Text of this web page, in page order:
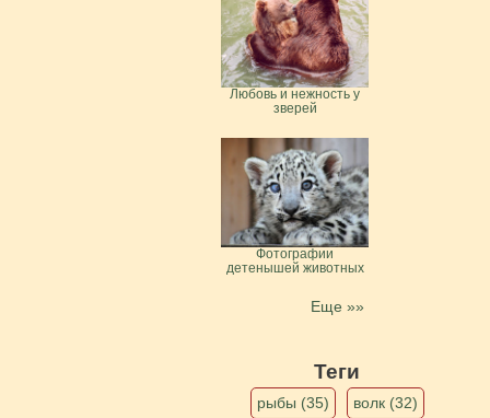
Любовь и нежность у
зверей
Фотографии
детенышей животных
Еще »»
Теги
рыбы (35) волк (32)